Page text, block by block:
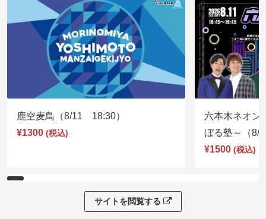
鹿空麦鳥（8/11 18:30）
¥1300 (税込)
六本木ネオン
ぼる塾～（
¥1500 (税込)
サイトを閲覧する